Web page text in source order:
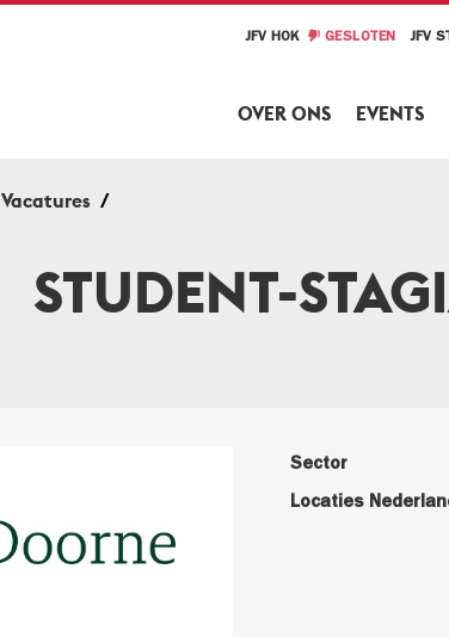
OVER ONS EVENTS
JFV HOK GESLOTEN JFV
Vacatures
STUDENT-
Sector
Locaties